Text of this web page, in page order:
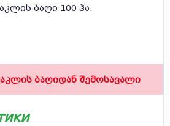
ბაღი 100 ჰა.
ბაღიდან შემოსავალი